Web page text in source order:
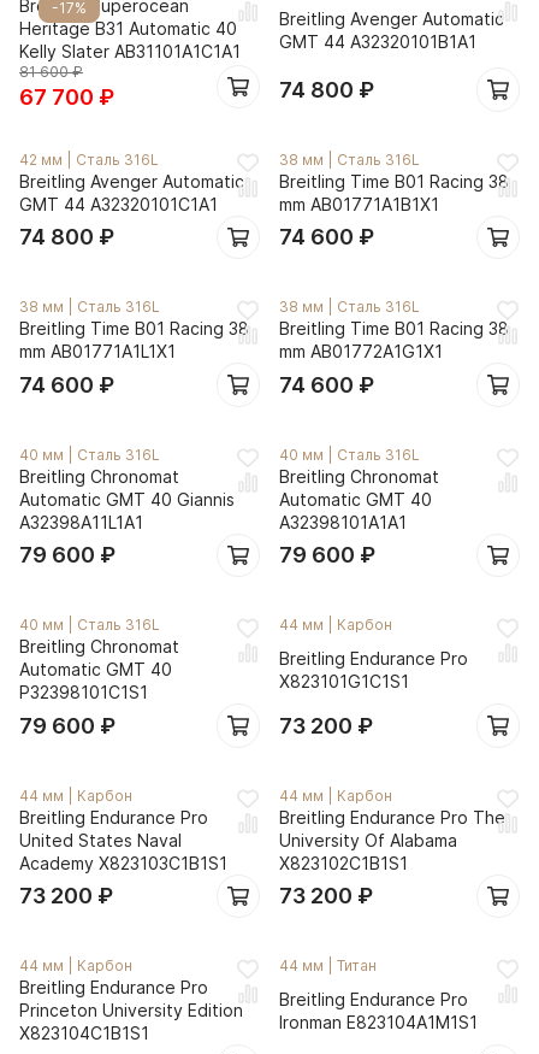
-17%
Breitling Superocean
Heritage B31 Automatic 40
Kelly Slater AB31101A1C1A1
81 600₽
67 700 ₽
Breitling Avenger Automatic
GMT 44 A32320101B1A1
74 800 ₽
42 мм Сталь 316L
Breitling Avenger Automatic
GMT 44 A32320101C1A1
74 800 ₽
38 мм Сталь 316L
Breitling Time B01 Racing 38
mm AB01771A1B1X1
74 600 ₽
38 мм Сталь 316L
Breitling Time B01 Racing 38
mm AB01771A1L1X1
74 600 ₽
38 мм Сталь 316L
Breitling Time B01 Racing 38
mm AB01772A1G1X1
74 600 ₽
40 мм Сталь 316L
Breitling Chronomat
Automatic GMT 40 Giannis
A32398A11L1A1
79 600 ₽
40 мм Сталь 316L
Breitling Chronomat
Automatic GMT 40
A32398101A1A1
79 600 ₽
40 мм Сталь 316L
Breitling Chronomat
Automatic GMT 40
P32398101C1S1
79 600 ₽
44 мм Карбон
Breitling Endurance Pro
X823101G1C1S1
73 200 ₽
44 мм Карбон
Breitling Endurance Pro
United States Naval
Academy X823103C1B1S1
73 200 ₽
44 мм Карбон
Breitling Endurance Pro The
University Of Alabama
X823102C1B1S1
73 200 ₽
44 мм Карбон
Breitling Endurance Pro
Princeton University Edition
X823104C1B1S1
44 мм Титан
Breitling Endurance Pro
Ironman E823104A1M1S1